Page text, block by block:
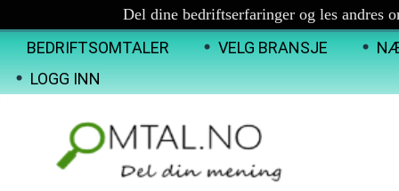
Del dine bedriftserfaringer og les andres
BEDRIFTSOMTALER VELG BRANSJE
LOGG INN